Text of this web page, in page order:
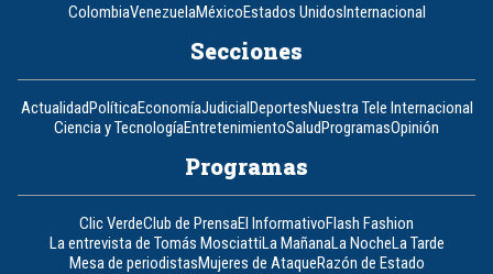
ColombiaVenezuelaMéxicoEstados UnidosInternacional
Secciones
ActualidadPolíticaEconomíaJudicialDeportesNuestra Tele Internacional
Ciencia y TecnologíaEntretenimientoSaludProgramasOpinión
Programas
Clic VerdeClub de PrensaEl InformativoFlash Fashion
La entrevista de Tomás MosciattiLa MañanaLa NocheLa Tarde
Mesa de periodistasMujeres de AtaqueRazón de Estado